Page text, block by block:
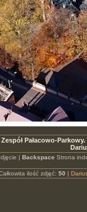
Zespół Pałacowo-
| Backspace Strona
ilość zdjęć: 50 |